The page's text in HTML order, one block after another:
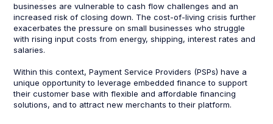
businesses are vulnerable to cash flow challenges and an
increased risk of closing down. The cost-of-living crisis further
exacerbates the pressure on small businesses who struggle
with rising input costs from energy, shipping, interest rates and
salaries.
Within this context, Payment Service Providers (PSPs) have a
unique opportunity to leverage embedded finance to support
their customer base with flexible and affordable financing
solutions, and to attract new merchants to their platform.